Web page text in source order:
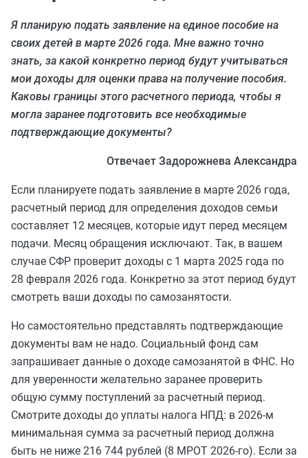
Я планирую подать заявление на единое пособие на
своих детей в марте 2026 года. Мне важно точно
знать, за какой конкретно период будут учитываться
мои доходы для оценки права на получение пособия.
Каковы границы этого расчетного периода, чтобы я
могла заранее подготовить все необходимые
подтверждающие документы?
Отвечает Задорожнева Александра
Если планируете подать заявление в марте 2026 года,
расчетный период для определения доходов семьи
составляет 12 месяцев, которые идут перед месяцем
подачи. Месяц обращения исключают. Так, в вашем
случае СФР проверит доходы с 1 марта 2025 года по
28 февраля 2026 года. Конкретно за этот период будут
смотреть ваши доходы по самозанятости.
Но самостоятельно представлять подтверждающие
документы вам не надо. Социальный фонд сам
запрашивает данные о доходе самозанятой в ФНС. Но
для уверенности желательно заранее проверить
общую сумму поступлений за расчетный период.
Смотрите доходы до уплаты налога НПД: в 2026-м
минимальная сумма за расчетный период должна
быть не ниже 216 744 рублей (8 МРОТ 2026-го). Если за